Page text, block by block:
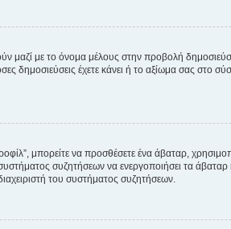
μαζί με το όνομα μέλους στην προβολή
δημοσιεύσεις έχετε κάνει ή το αξίωμα σας στο
μπορείτε να προσθέσετε ένα άβαταρ,
συζητήσεων να ενεργοποιήσει τα
του συστήματος συζητήσεων.